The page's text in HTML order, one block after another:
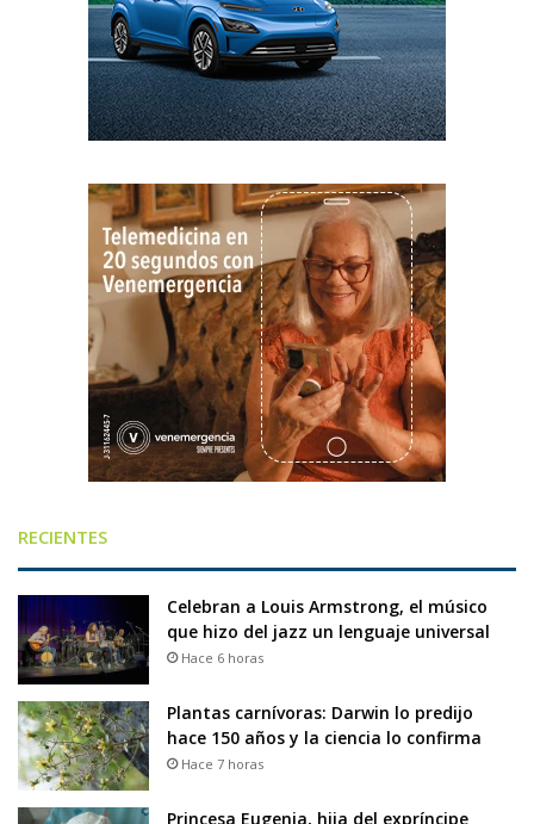
RECIENTES
Celebran a Louis Armstrong, el músico
que hizo del jazz un lenguaje universal
Hace 6 horas
Plantas carnívoras: Darwin lo predijo
hace 150 años y la ciencia lo confirma
Hace 7 horas
Princesa Eugenia, hija del expríncipe